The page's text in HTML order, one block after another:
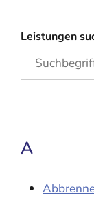
Leistungen
A